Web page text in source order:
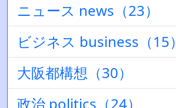
ニュース news（23）
ビジネス business（15）
大阪都構想（30）
政治 politics（24）